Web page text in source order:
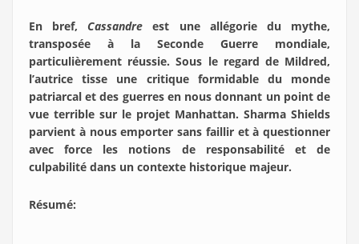
En bref, Cassandre est une allégorie du mythe,
transposée à la Seconde Guerre mondiale,
particulièrement réussie. Sous le regard de Mildred,
l’autrice tisse une critique formidable du monde
patriarcal et des guerres en nous donnant un point de
vue terrible sur le projet Manhattan. Sharma Shields
parvient à nous emporter sans faillir et à questionner
avec force les notions de responsabilité et de
culpabilité dans un contexte historique majeur.
Résumé: